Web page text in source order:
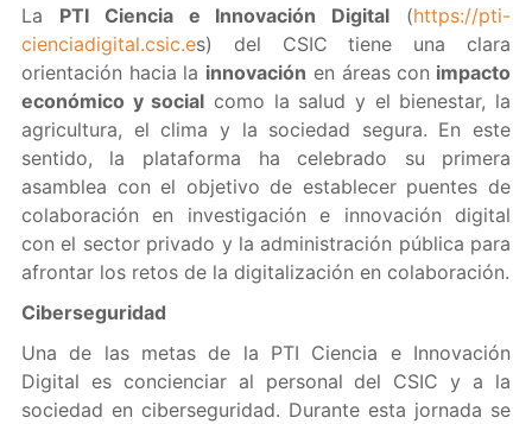
La PTI Ciencia e Innovación Digital (https://pti-
cienciadigital.csic.es) del CSIC tiene una clara
orientación hacia la innovación en áreas con impacto
económico y social como la salud y el bienestar, la
agricultura, el clima y la sociedad segura. En este
sentido, la plataforma ha celebrado su primera
asamblea con el objetivo de establecer puentes de
colaboración en investigación e innovación digital
con el sector privado y la administración pública para
afrontar los retos de la digitalización en colaboración.
Ciberseguridad
Una de las metas de la PTI Ciencia e Innovación
Digital es concienciar al personal del CSIC y a la
sociedad en ciberseguridad. Durante esta jornada se